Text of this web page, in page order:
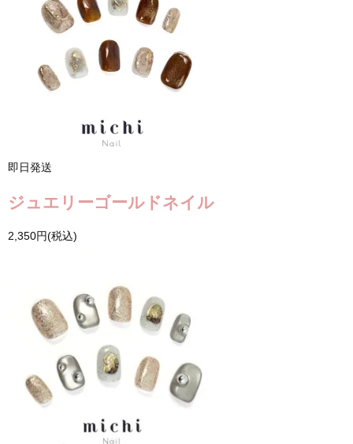
即日発送
ジュエリーゴールドネイル
2,350円(税込)